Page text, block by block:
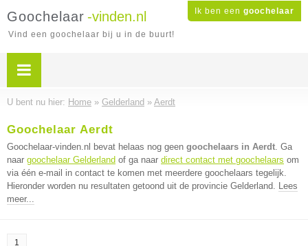
Ik ben een goochelaar
Goochelaar -vinden.nl
Vind een goochelaar bij u in de buurt!
U bent nu hier: Home » Gelderland » Aerdt
Goochelaar Aerdt
Goochelaar-vinden.nl bevat helaas nog geen goochelaars in Aerdt. Ga
naar goochelaar Gelderland of ga naar direct contact met goochelaars om
via één e-mail in contact te komen met meerdere goochelaars tegelijk.
Hieronder worden nu resultaten getoond uit de provincie Gelderland. Lees
meer...
1